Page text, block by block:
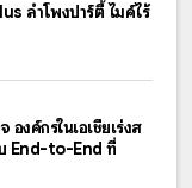
ลำโพงปาร์ตี้ ไมค์ไร้
งค์กรในเอเชียเร่งส
End-to-End ที่